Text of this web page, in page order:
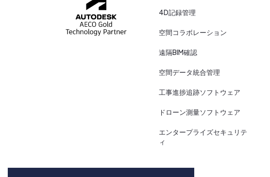
4D記録管理
空間コラボレーション
遠隔BIM確認
空間データ統合管理
工事進捗追跡ソフトウェア
ドローン測量ソフトウェア
エンタープライズセキュリテ
ィ